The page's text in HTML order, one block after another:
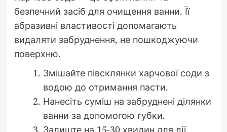
безпечний засіб для очищення ванни. Її
абразивні властивості допомагають
видаляти забруднення, не пошкоджуючи
поверхню.
Змішайте півсклянки харчової соди з
водою до отримання пасти.
Нанесіть суміш на забруднені ділянки
ванни за допомогою губки.
Залиште на 15-30 хвилин для дії.